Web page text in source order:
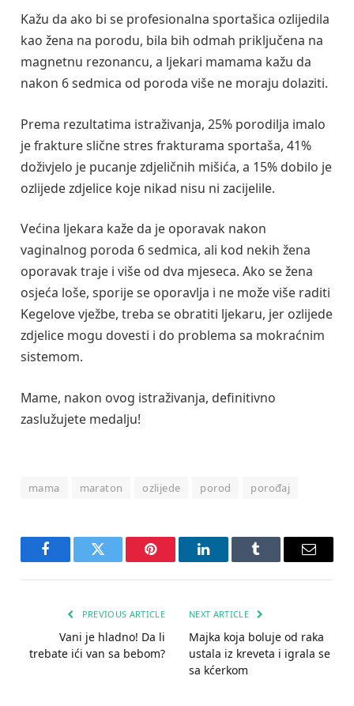
Kažu da ako bi se profesionalna sportašica ozlijedila
kao žena na porodu, bila bih odmah priključena na
magnetnu rezonancu, a ljekari mamama kažu da
nakon 6 sedmica od poroda više ne moraju dolaziti.
Prema rezultatima istraživanja, 25% porodilja imalo
je frakture slične stres frakturama sportaša, 41%
doživjelo je pucanje zdjeličnih mišića, a 15% dobilo je
ozlijede zdjelice koje nikad nisu ni zacijelile.
Većina ljekara kaže da je oporavak nakon
vaginalnog poroda 6 sedmica, ali kod nekih žena
oporavak traje i više od dva mjeseca. Ako se žena
osjeća loše, sporije se oporavlja i ne može više raditi
Kegelove vježbe, treba se obratiti ljekaru, jer ozlijede
zdjelice mogu dovesti i do problema sa mokraćnim
sistemom.
Mame, nakon ovog istraživanja, definitivno
zaslužujete medalju!
mama maraton ozlijede porod porođaj
FacebookTwitter Pinterest LinkedInTumblr Email
PREVIOUS ARTICLE
Vani je hladno! Da li
trebate ići van sa bebom?
NEXT ARTICLE
Majka koja boluje od raka
ustala iz kreveta i igrala se
sa kćerkom